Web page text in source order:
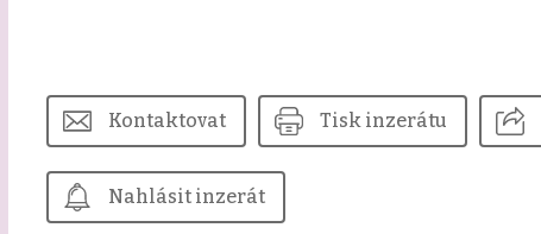
Kontaktovat Tisk inzerátu
Nahlásit inzerát